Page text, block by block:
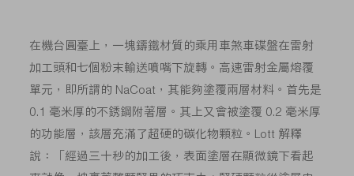
在機台圓臺上，一塊鑄鐵材質的乘用車煞車碟盤在雷射
加工頭和七個粉末輸送噴嘴下旋轉。高速雷射金屬熔覆
單元，即所謂的 NaCoat，其能夠塗覆兩層材料。首先是
0.1 毫米厚的不銹鋼附著層。其上又會被塗覆 0.2 毫米厚
的功能層，該層充滿了超硬的碳化物顆粒。Lott 解釋
說：「經過三十秒的加工後，表面塗層在顯微鏡下看起